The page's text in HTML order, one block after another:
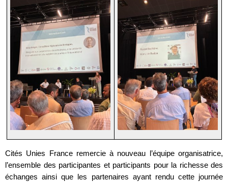
Cités Unies France remercie à nouveau l’équipe organisatrice,
l’ensemble des participantes et participants pour la richesse des
échanges ainsi que les partenaires ayant rendu cette journée